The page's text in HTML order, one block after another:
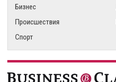
Бизнес
Происшествия
Спорт